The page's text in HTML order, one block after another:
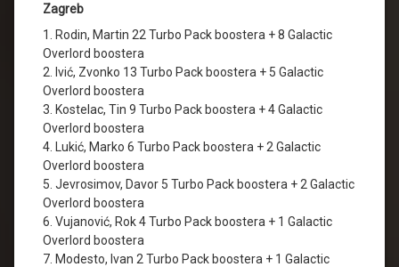
Zagreb
1. Rodin, Martin 22 Turbo Pack boostera + 8 Galactic
Overlord boostera
2. Ivić, Zvonko 13 Turbo Pack boostera + 5 Galactic
Overlord boostera
3. Kostelac, Tin 9 Turbo Pack boostera + 4 Galactic
Overlord boostera
4. Lukić, Marko 6 Turbo Pack boostera + 2 Galactic
Overlord boostera
5. Jevrosimov, Davor 5 Turbo Pack boostera + 2 Galactic
Overlord boostera
6. Vujanović, Rok 4 Turbo Pack boostera + 1 Galactic
Overlord boostera
7. Modesto, Ivan 2 Turbo Pack boostera + 1 Galactic